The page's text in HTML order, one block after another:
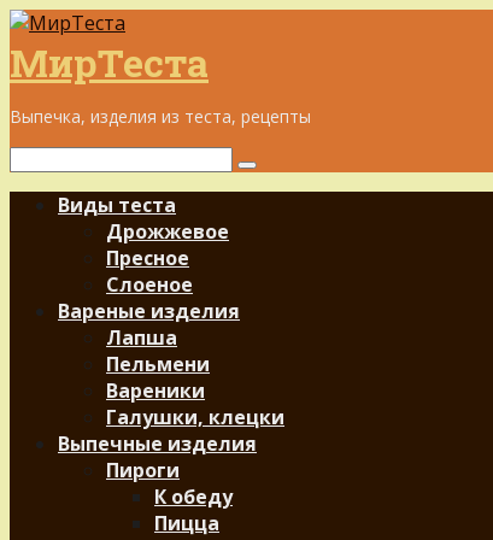
Перейти
к
контенту
МирТеста
Выпечка, изделия из теста, рецепты
Поиск:
Виды теста
Дрожжевое
Пресное
Слоеное
Вареные изделия
Лапша
Пельмени
Вареники
Галушки, клецки
Выпечные изделия
Пироги
К обеду
Пицца